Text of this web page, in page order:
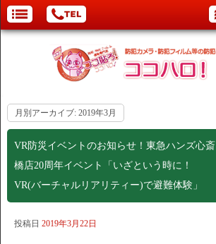
月別アーカイブ: 2019年3月
VR防災イベントのお知らせ！東急ハンズ心斎
橋店20周年イベント「いざという時に！
VR(バーチャルリアリティー)で避難体験」
投稿日 2019年3月22日